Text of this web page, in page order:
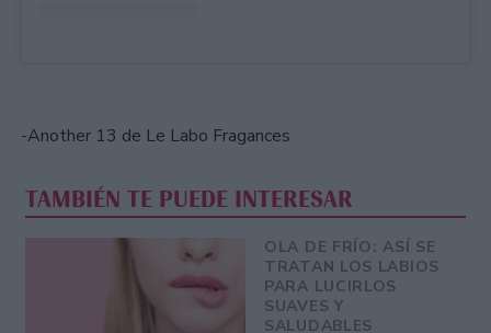
-Another 13 de Le Labo Fragances
TAMBIÉN TE PUEDE INTERESAR
OLA DE FRÍO: ASÍ SE
TRATAN LOS LABIOS
PARA LUCIRLOS
SUAVES Y
SALUDABLES